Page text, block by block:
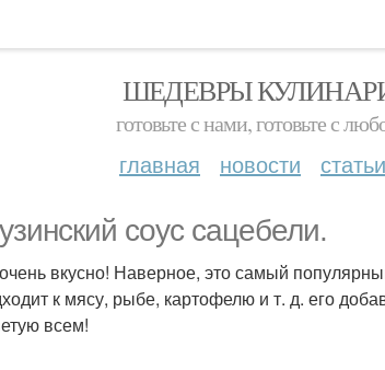
ШЕДЕВРЫ
готовьте с нами, готовьте с
главная новости статьи
соус сацебели.
вкусно! Наверное, это самый
к мясу, рыбе, картофелю и т. д. его
всем!